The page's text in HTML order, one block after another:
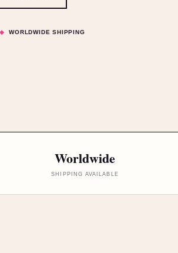
WORLDWIDE SHIPPING
Worldwide
SHIPPING AVAILABLE